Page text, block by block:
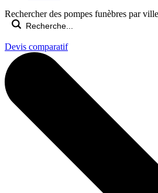
Rechercher des pompes funèbres par
Devis comparatif